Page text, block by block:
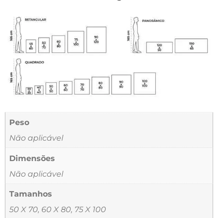
Peso
Não aplicável
Dimensões
Não aplicável
Tamanhos
50 X 70, 60 X 80, 75 X 100